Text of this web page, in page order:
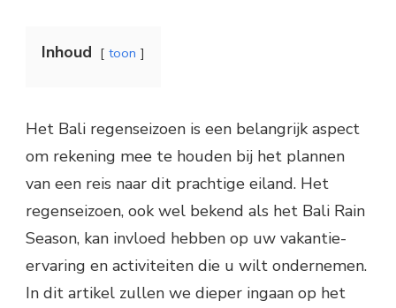
Inhoud toon
Het Bali regenseizoen is een belangrijk aspect
om rekening mee te houden bij het plannen
van een reis naar dit prachtige eiland. Het
regenseizoen, ook wel bekend als het Bali Rain
Season, kan invloed hebben op uw vakantie-
ervaring en activiteiten die u wilt ondernemen.
In dit artikel zullen we dieper ingaan op het